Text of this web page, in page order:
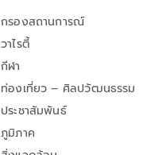
กรองสถานการณ์
วาไรตี้
กีฬา
ท่องเที่ยว – ศิลปวัฒนธรรม
ประชาสัมพันธ์
ภูมิภาค